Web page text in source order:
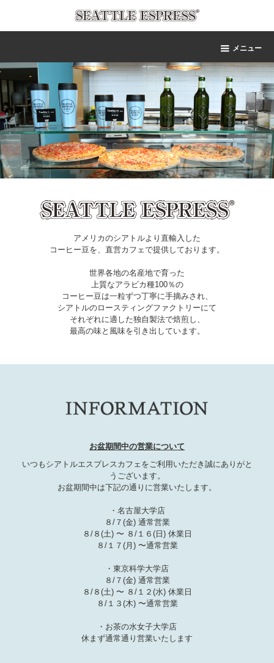
メニュー
アメリカのシアトルより直輸入した
コーヒー豆を、直営カフェで提供しております。
世界各地の名産地で育った
上質なアラビカ種100％の
コーヒー豆は一粒ずつ丁寧に手摘みされ、
シアトルのロースティングファクトリーにて
それぞれに適した独自製法で焙煎し、
最高の味と風味を引き出しています。
お盆期間中の営業について
いつもシアトルエスプレスカフェをご利用いただき誠にありがと
うございます。
お盆期間中は下記の通りに営業いたします。
・名古屋大学店
８/７(金) 通常営業
８/８(土) 〜 ８/１６(日) 休業日
８/１７(月) 〜通常営業
・東京科学大学店
８/７(金) 通常営業
８/８(土) 〜 ８/１２(水) 休業日
８/１３(木) 〜通常営業
・お茶の水女子大学店
休まず通常通り営業いたします